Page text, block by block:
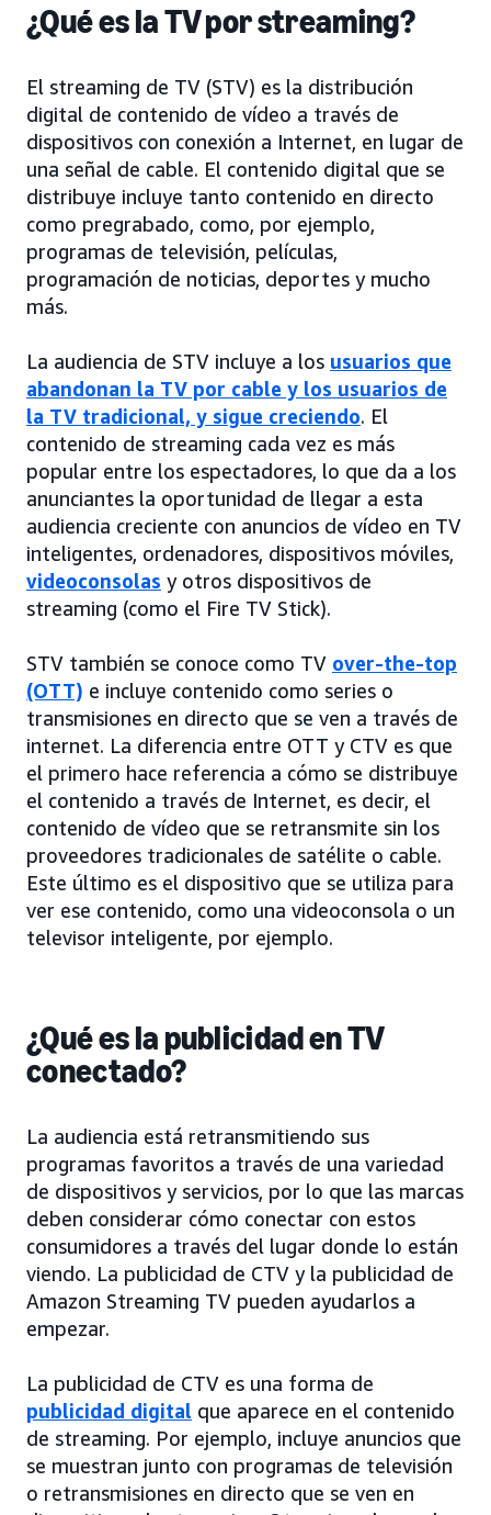
¿Qué es la TV por streaming?
El streaming de TV (STV) es la distribución
digital de contenido de vídeo a través de
dispositivos con conexión a Internet, en lugar de
una señal de cable. El contenido digital que se
distribuye incluye tanto contenido en directo
como pregrabado, como, por ejemplo,
programas de televisión, películas,
programación de noticias, deportes y mucho
más.
La audiencia de STV incluye a los usuarios que
abandonan la TV por cable y los usuarios de
la TV tradicional, y sigue creciendo. El
contenido de streaming cada vez es más
popular entre los espectadores, lo que da a los
anunciantes la oportunidad de llegar a esta
audiencia creciente con anuncios de vídeo en TV
inteligentes, ordenadores, dispositivos móviles,
videoconsolas y otros dispositivos de
streaming (como el Fire TV Stick).
STV también se conoce como TV over-the-top
(OTT) e incluye contenido como series o
transmisiones en directo que se ven a través de
internet. La diferencia entre OTT y CTV es que
el primero hace referencia a cómo se distribuye
el contenido a través de Internet, es decir, el
contenido de vídeo que se retransmite sin los
proveedores tradicionales de satélite o cable.
Este último es el dispositivo que se utiliza para
ver ese contenido, como una videoconsola o un
televisor inteligente, por ejemplo.
¿Qué es la publicidad en TV
conectado?
La audiencia está retransmitiendo sus
programas favoritos a través de una variedad
de dispositivos y servicios, por lo que las marcas
deben considerar cómo conectar con estos
consumidores a través del lugar donde lo están
viendo. La publicidad de CTV y la publicidad de
Amazon Streaming TV pueden ayudarlos a
empezar.
La publicidad de CTV es una forma de
publicidad digital que aparece en el contenido
de streaming. Por ejemplo, incluye anuncios que
se muestran junto con programas de televisión
o retransmisiones en directo que se ven en